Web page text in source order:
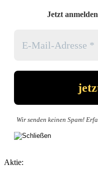
Jetzt
Wir senden keinen Spam!
Aktie: